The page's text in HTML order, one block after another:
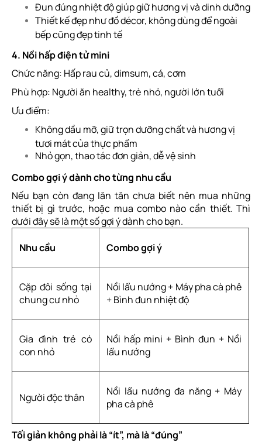
Đun đúng nhiệt độ giúp giữ hương vị và dinh dưỡng
Thiết kế đẹp như đồ décor, không dùng để ngoài
bếp cũng đẹp tinh tế
4. Nồi hấp điện tử mini
Chức năng: Hấp rau củ, dimsum, cá, cơm
Phù hợp: Người ăn healthy, trẻ nhỏ, người lớn tuổi
Ưu điểm:
Không dầu mỡ, giữ trọn dưỡng chất và hương vị
tươi mát của thực phẩm
Nhỏ gọn, thao tác đơn giản, dễ vệ sinh
Combo gợi ý dành cho từng nhu cầu
Nếu bạn còn đang lăn tăn chưa biết nên mua những
thiết bị gì trước, hoặc mua combo nào cần thiết. Thì
dưới đây sẽ là một số gợi ý dành cho bạn.
Nhu cầu Combo gợi ý
Cặp đôi sống tại
chung cư nhỏ
Nồi lẩu nướng + Máy pha cà phê
+ Bình đun nhiệt độ
Gia đình trẻ có
con nhỏ
Nồi hấp mini + Bình đun + Nồi
lẩu nướng
Người độc thân
Nồi lẩu nướng đa năng + Máy
pha cà phê
Tối giản không phải là “ít”, mà là “đúng”